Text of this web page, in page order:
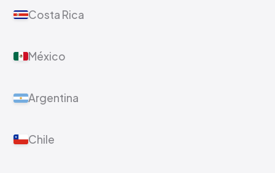
Costa Rica
México
Argentina
Chile